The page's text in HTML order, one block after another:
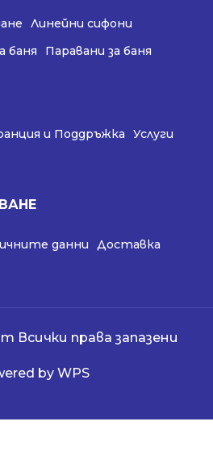
Линейни сифони
баня Паравани за баня
и Поддръжка
Услуги
данни
Доставка
Всички права запазени
by WPS